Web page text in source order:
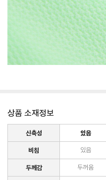
상품 소재정보
신축성 있음
비침 있음
두께감 두꺼움